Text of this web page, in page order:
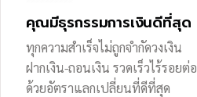
คุณมีธุรกรรมการเงินดีที่สุด
ทุกความสำเร็จไม่ถูกจำกัดวงเงิน
ฝากเงิน-ถอนเงิน รวดเร็วไร้รอยต่อ
ด้วยอัตราแลกเปลี่ยนที่ดีที่สุด